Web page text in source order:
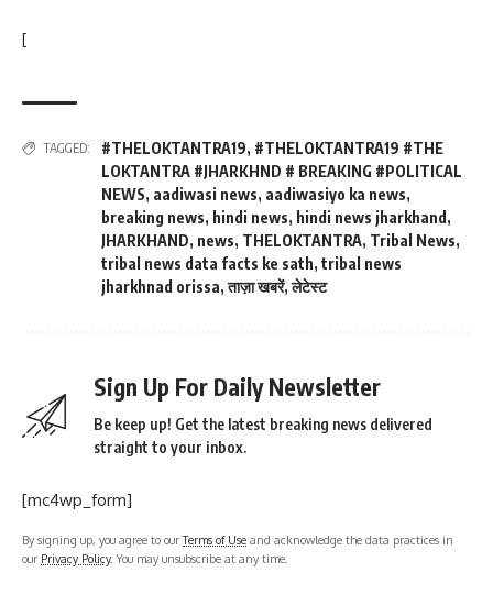
[
TAGGED: #THELOKTANTRA19, #THELOKTANTRA19 #THE
LOKTANTRA #JHARKHND # BREAKING #POLITICAL
NEWS, aadiwasi news, aadiwasiyo ka news,
breaking news, hindi news, hindi news jharkhand ,
JHARKHAND, news, THELOKTANTRA, Tribal News,
tribal news data facts ke sath, tribal news
jharkhnad orissa,ताज़ा खबरें,लेटेस्ट
Sign Up For Daily Newsletter
Be keep up! Get the latest breaking news delivered
straight to your inbox.
[mc4wp_form]
By signing up, you agree to ourTerms of Use and acknowledge the data practices in
our Privacy Policy. You may unsubscribe at any time.